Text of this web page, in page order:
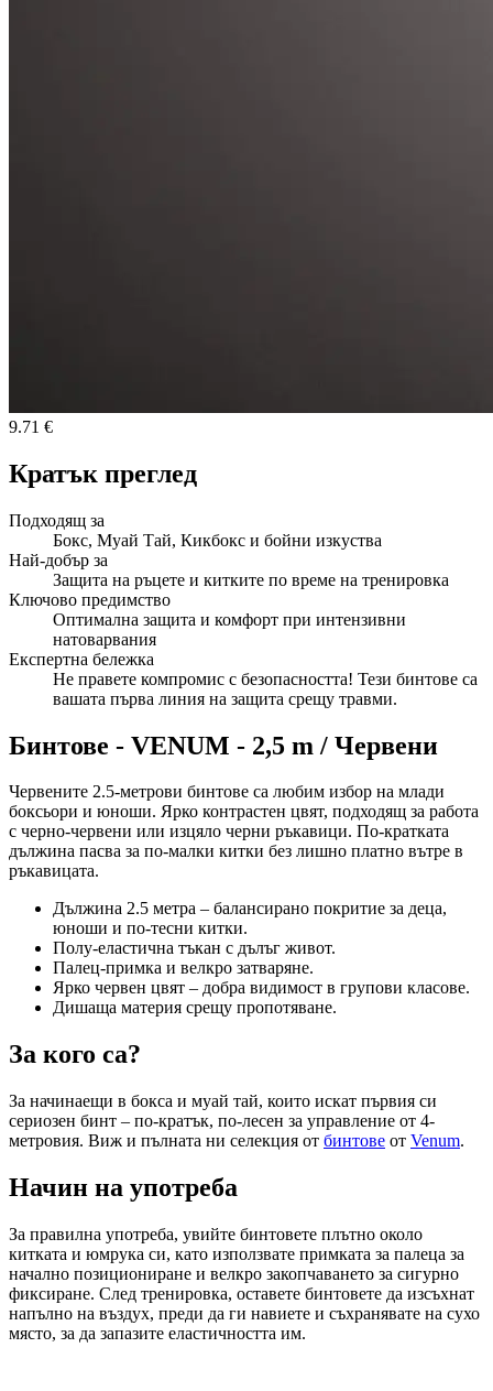
9.71 €
Кратък преглед
Подходящ за
Бокс, Муай Тай, Кикбокс и бойни изкуства
Най-добър за
Защита на ръцете и китките по време на тренировка
Ключово предимство
Оптимална защита и комфорт при интензивни
натоварвания
Експертна бележка
Не правете компромис с безопасността! Тези бинтове са
вашата първа линия на защита срещу травми.
Бинтове - VENUM - 2,5 m / Червени
Червените 2.5-метрови бинтове са любим избор на млади
боксьори и юноши. Ярко контрастен цвят, подходящ за работа
с черно-червени или изцяло черни ръкавици. По-кратката
дължина пасва за по-малки китки без лишно платно вътре в
ръкавицата.
Дължина 2.5 метра – балансирано покритие за деца,
юноши и по-тесни китки.
Полу-еластична тъкан с дълъг живот.
Палец-примка и велкро затваряне.
Ярко червен цвят – добра видимост в групови класове.
Дишаща материя срещу пропотяване.
За кого са?
За начинаещи в боксa и муай тай, които искат първия си
сериозен бинт – по-кратък, по-лесен за управление от 4-
метровия. Виж и пълната ни селекция от бинтове от Venum.
Начин на употреба
За правилна употреба, увийте бинтовете плътно около
китката и юмрука си, като използвате примката за палеца за
начално позициониране и велкро закопчаването за сигурно
фиксиране. След тренировка, оставете бинтовете да изсъхнат
напълно на въздух, преди да ги навиете и съхранявате на сухо
място, за да запазите еластичността им.